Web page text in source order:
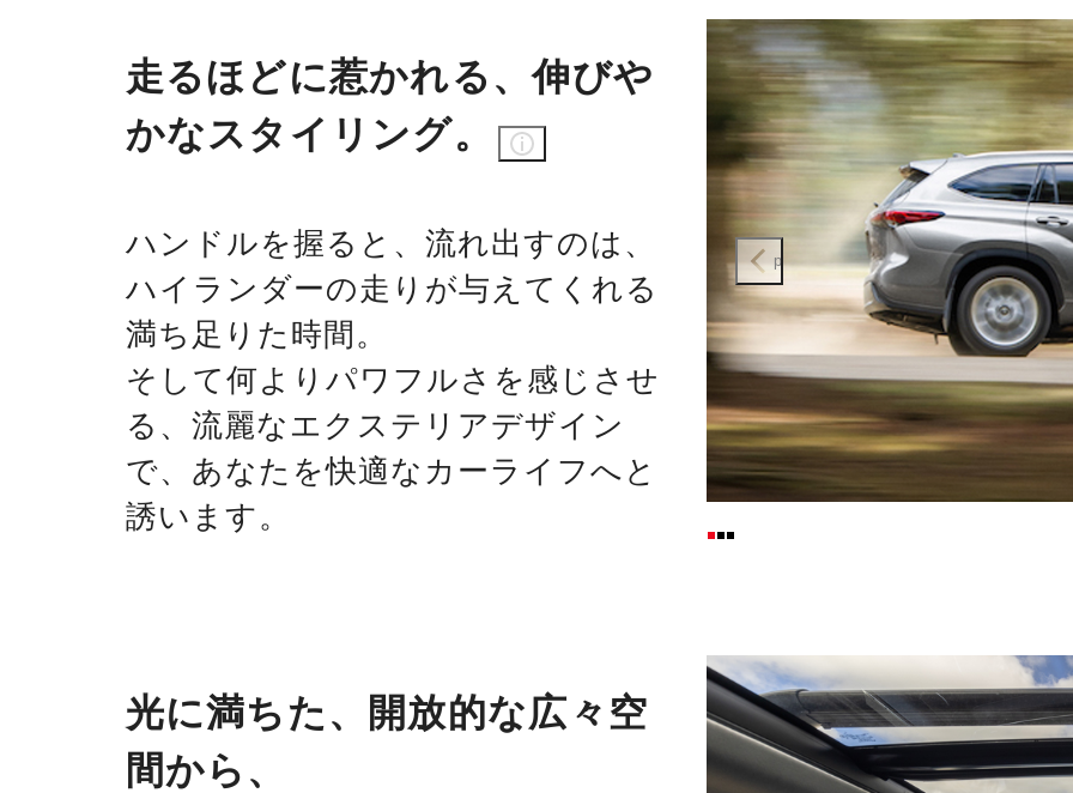
走るほどに惹かれる、伸びや
かなスタイリング。
ハンドルを握ると、流れ出すのは、
ハイランダーの走りが与えてくれる
満ち足りた時間。
そして何よりパワフルさを感じさせ
る、流麗なエクステリアデザイン
で、あなたを快適なカーライフへと
誘います。
prev
光に満ちた、開放的な広々空
間から、